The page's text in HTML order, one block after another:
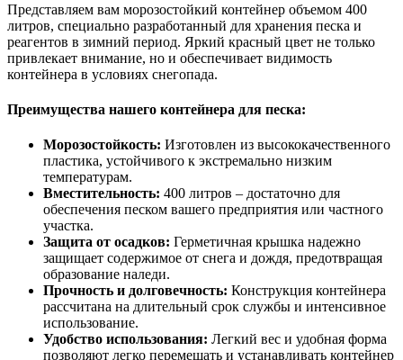
Представляем вам морозостойкий контейнер объемом 400
литров, специально разработанный для хранения песка и
реагентов в зимний период. Яркий красный цвет не только
привлекает внимание, но и обеспечивает видимость
контейнера в условиях снегопада.
Преимущества нашего контейнера для песка:
Морозостойкость: Изготовлен из высококачественного
пластика, устойчивого к экстремально низким
температурам.
Вместительность: 400 литров – достаточно для
обеспечения песком вашего предприятия или частного
участка.
Защита от осадков: Герметичная крышка надежно
защищает содержимое от снега и дождя, предотвращая
образование наледи.
Прочность и долговечность: Конструкция контейнера
рассчитана на длительный срок службы и интенсивное
использование.
Удобство использования: Легкий вес и удобная форма
позволяют легко перемещать и устанавливать контейнер